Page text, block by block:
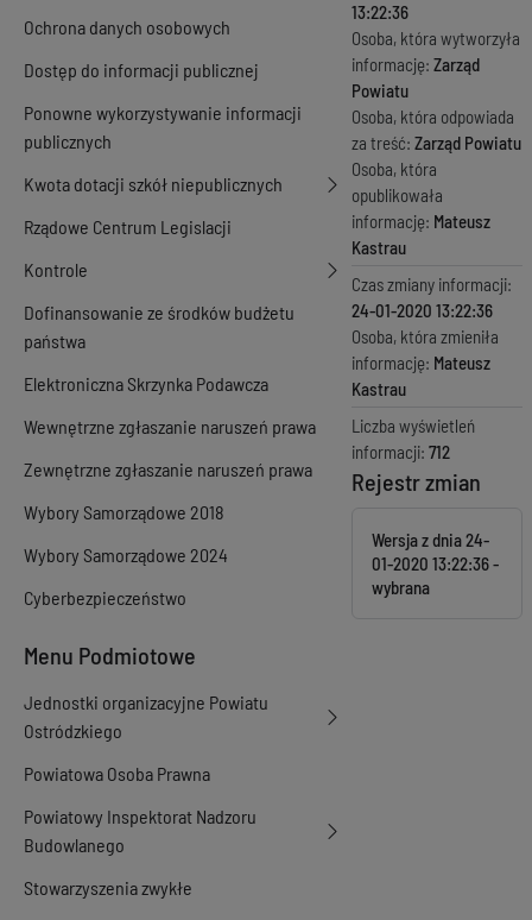
Ochrona danych osobowych
Dostęp do informacji publicznej
Ponowne wykorzystywanie informacji
publicznych
Kwota dotacji szkół niepublicznych
Rządowe Centrum Legislacji
Kontrole
Dofinansowanie ze środków budżetu
państwa
Elektroniczna Skrzynka Podawcza
Wewnętrzne zgłaszanie naruszeń prawa
Zewnętrzne zgłaszanie naruszeń prawa
Wybory Samorządowe 2018
Wybory Samorządowe 2024
Cyberbezpieczeństwo
Menu Podmiotowe
Jednostki organizacyjne Powiatu
Ostródzkiego
Powiatowa Osoba Prawna
Powiatowy Inspektorat Nadzoru
Budowlanego
Stowarzyszenia zwykłe
13:22:36
Osoba, która wytworzyła
informację: Zarząd
Powiatu
Osoba, która odpowiada
za treść: Zarząd Powiatu
Osoba, która
opublikowała
informację: Mateusz
Kastrau
Czas zmiany informacji:
24-01-2020 13:22:36
Osoba, która zmieniła
informację: Mateusz
Kastrau
Liczba wyświetleń
informacji: 712
Rejestr zmian
Wersja z dnia24-
01-2020 13:22:36